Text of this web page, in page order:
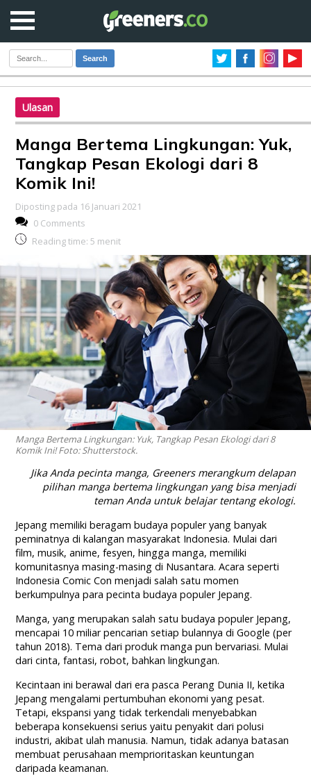
Search
Ulasan
Manga Bertema Lingkungan: Yuk,
Tangkap Pesan Ekologi dari 8
Komik Ini!
Diposting pada 16 Januari 2021
0 Comments
Reading time: 5 menit
Manga Bertema Lingkungan: Yuk, Tangkap Pesan Ekologi dari 8
Komik Ini! Foto: Shutterstock.
Jika Anda pecinta manga, Greeners merangkum delapan
pilihan manga bertema lingkungan yang bisa menjadi
teman Anda untuk belajar tentang ekologi.
Jepang memiliki beragam budaya populer yang banyak
peminatnya di kalangan masyarakat Indonesia. Mulai dari
film, musik, anime, fesyen, hingga manga, memiliki
komunitasnya masing-masing di Nusantara. Acara seperti
Indonesia Comic Con menjadi salah satu momen
berkumpulnya para pecinta budaya populer Jepang.
Manga, yang merupakan salah satu budaya populer Jepang,
mencapai 10 miliar pencarian setiap bulannya di Google (per
tahun 2018). Tema dari produk manga pun bervariasi. Mulai
dari cinta, fantasi, robot, bahkan lingkungan.
Kecintaan ini berawal dari era pasca Perang Dunia II, ketika
Jepang mengalami pertumbuhan ekonomi yang pesat.
Tetapi, ekspansi yang tidak terkendali menyebabkan
beberapa konsekuensi serius yaitu penyakit dari polusi
industri, akibat ulah manusia. Namun, tidak adanya batasan
membuat perusahaan memprioritaskan keuntungan
daripada keamanan.